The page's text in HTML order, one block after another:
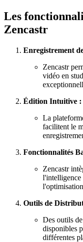
Les
Zencastr
Enregistrement
Zencastr
vidéo en
Édition Intuitive :
La
facilitent le
Fonctionnalités
Zencastr
l'intelligence
Outils de
Des outils
disponibles
différentes